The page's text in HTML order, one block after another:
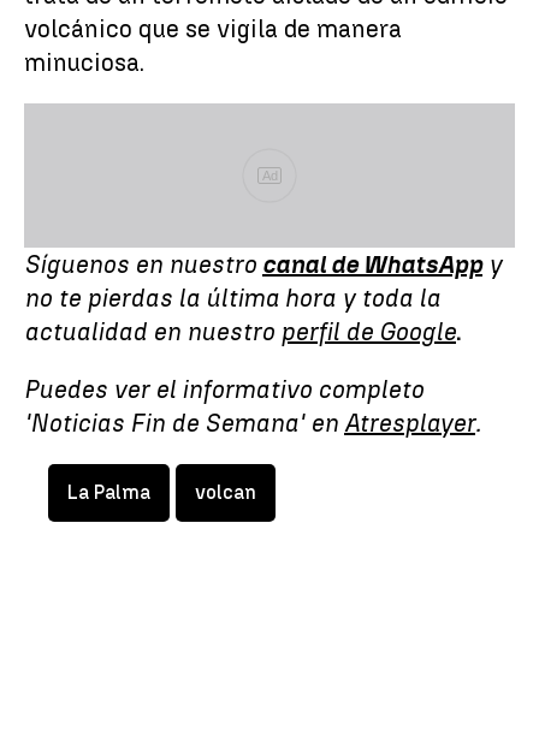
volcánico que se vigila de manera
minuciosa.
Ad
Síguenos en nuestro canal de WhatsAppy
no te pierdas la última hora y toda la
actualidad en nuestro perfil de Google.
Puedes ver el informativo completo
'Noticias Fin de Semana' en Atresplayer.
La Palma volcan